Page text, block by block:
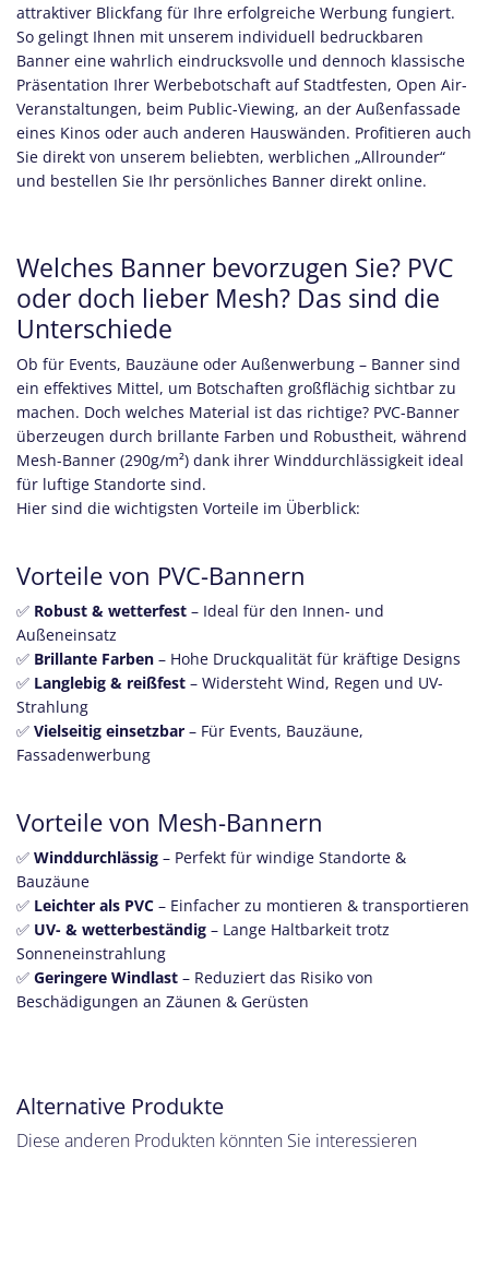
attraktiver Blickfang für Ihre erfolgreiche Werbung fungiert.
So gelingt Ihnen mit unserem individuell bedruckbaren
Banner eine wahrlich eindrucksvolle und dennoch klassische
Präsentation Ihrer Werbebotschaft auf Stadtfesten, Open Air-
Veranstaltungen, beim Public-Viewing, an der Außenfassade
eines Kinos oder auch anderen Hauswänden. Profitieren auch
Sie direkt von unserem beliebten, werblichen „Allrounder“
und bestellen Sie Ihr persönliches Banner direkt online.
Welches Banner bevorzugen Sie? PVC
oder doch lieber Mesh? Das sind die
Unterschiede
Ob für Events, Bauzäune oder Außenwerbung – Banner sind
ein effektives Mittel, um Botschaften großflächig sichtbar zu
machen. Doch welches Material ist das richtige? PVC-Banner
überzeugen durch brillante Farben und Robustheit, während
Mesh-Banner (290g/m²) dank ihrer Winddurchlässigkeit ideal
für luftige Standorte sind.
Hier sind die wichtigsten Vorteile im Überblick:
Vorteile von PVC-Bannern
✅ Robust & wetterfest – Ideal für den Innen- und
Außeneinsatz
✅ Brillante Farben – Hohe Druckqualität für kräftige Designs
✅ Langlebig & reißfest – Widersteht Wind, Regen und UV-
Strahlung
✅ Vielseitig einsetzbar – Für Events, Bauzäune,
Fassadenwerbung
Vorteile von Mesh-Bannern
✅ Winddurchlässig – Perfekt für windige Standorte &
Bauzäune
✅ Leichter als PVC – Einfacher zu montieren & transportieren
✅ UV- & wetterbeständig – Lange Haltbarkeit trotz
Sonneneinstrahlung
✅ Geringere Windlast – Reduziert das Risiko von
Beschädigungen an Zäunen & Gerüsten
Alternative Produkte
Diese anderen Produkten könnten Sie interessieren